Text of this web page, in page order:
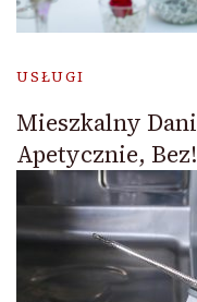
USŁUGI
Mieszkalny
Apetycznie, Bez!